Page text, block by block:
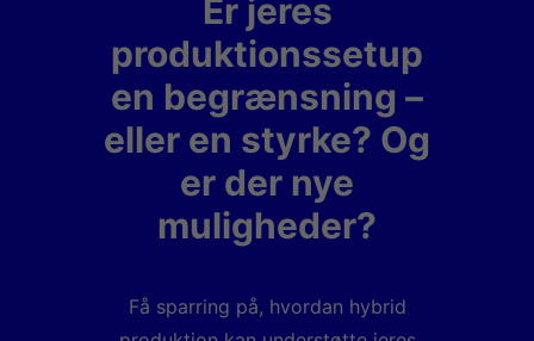
Er jeres
produktionssetup
en begrænsning –
eller en styrke? Og
er der nye
muligheder?
Få sparring på, hvordan hybrid